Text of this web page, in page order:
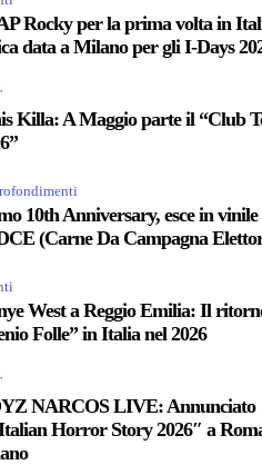
Rocky per la prima volta in
data a Milano per gli I-Days
Killa: A Maggio parte il “Club
10th Anniversary, esce in vinile
(Carne Da Campagna
West a Reggio Emilia: Il
Folle” in Italia nel 2026
NARCOS LIVE: Annunciato
Horror Story 2026″ a